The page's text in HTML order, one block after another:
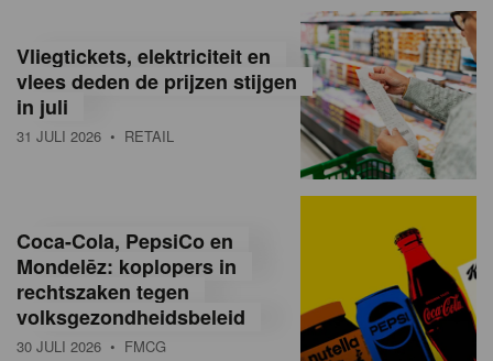
g
ë
e
a
Vliegtickets, elektriciteit en
vlees deden de prijzen stijgen
in juli
31 JULI 2026 • RETAIL
Coca-Cola, PepsiCo en
Mondelēz: koplopers in
rechtszaken tegen
volksgezondheidsbeleid
30 JULI 2026 • FMCG